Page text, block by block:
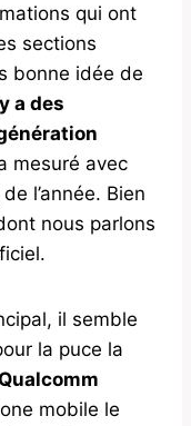
qui ont
sections
bonne idée de
a des
mesuré avec
l’année. Bien
nous parlons
il semble
la puce la
mobile le